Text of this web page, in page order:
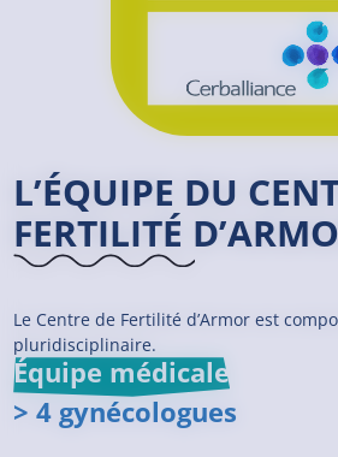
L’ÉQUIPE DU
FERTILITÉ
Le Centre de Fertilité d’Armor est
pluridisciplinaire.
Équipe médicale
> 4 gynécologues